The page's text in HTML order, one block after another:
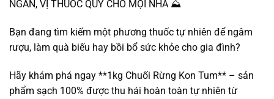
NGÀN, VỊ THUỐC QUÝ CHO MỌI NHÀ ⛰️
Bạn đang tìm kiếm một phương thuốc tự nhiên để ngâm
rượu, làm quà biếu hay bồi bổ sức khỏe cho gia đình?
Hãy khám phá ngay **1kg Chuối Rừng Kon Tum** – sản
phẩm sạch 100% được thu hái hoàn toàn tự nhiên từ